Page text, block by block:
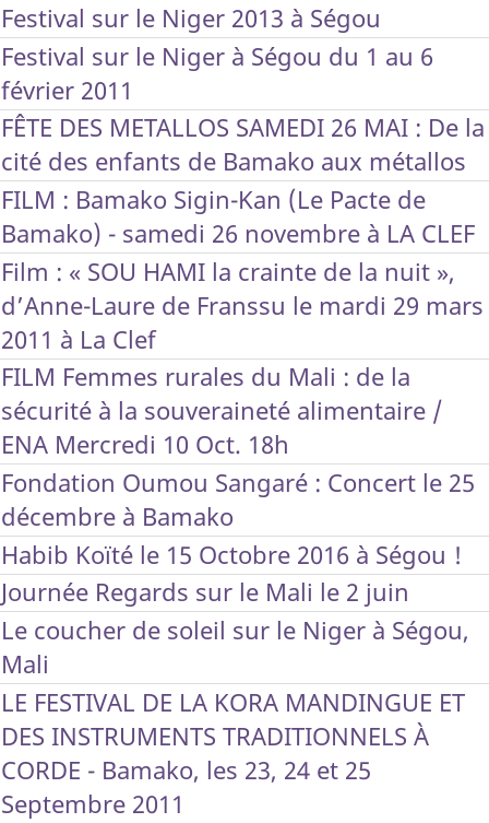
Festival sur le Niger 2013 à Ségou
Festival sur le Niger à Ségou du 1 au 6
février 2011
FÊTE DES METALLOS SAMEDI 26 MAI : De la
cité des enfants de Bamako aux métallos
FILM : Bamako Sigin-Kan (Le Pacte de
Bamako) - samedi 26 novembre à LA CLEF
Film : « SOU HAMI la crainte de la nuit »,
d’Anne-Laure de Franssu le mardi 29 mars
2011 à La Clef
FILM Femmes rurales du Mali : de la
sécurité à la souveraineté alimentaire /
ENA Mercredi 10 Oct. 18h
Fondation Oumou Sangaré : Concert le 25
décembre à Bamako
Habib Koïté le 15 Octobre 2016 à Ségou !
Journée Regards sur le Mali le 2 juin
Le coucher de soleil sur le Niger à Ségou,
Mali
LE FESTIVAL DE LA KORA MANDINGUE ET
DES INSTRUMENTS TRADITIONNELS À
CORDE - Bamako, les 23, 24 et 25
Septembre 2011